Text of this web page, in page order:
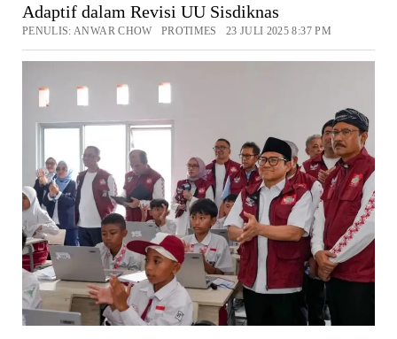
Adaptif dalam Revisi UU Sisdiknas
PENULIS: ANWAR CHOW PROTIMES 23 JULI 2025 8:37 PM